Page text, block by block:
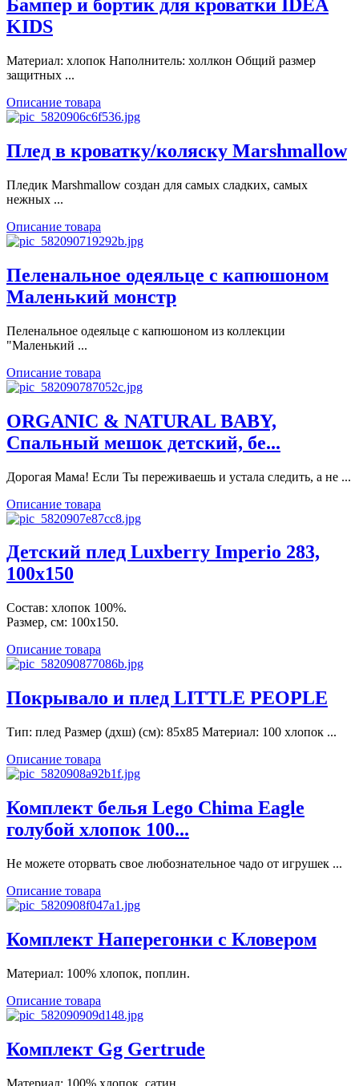
Бампер и бортик для кроватки IDEA
KIDS
Материал: хлопок Наполнитель: холлкон Общий размер
защитных ...
Описание товара
Плед в кроватку/коляску Marshmallow
Пледик Marshmallow создан для самых сладких, самых
нежных ...
Описание товара
Пеленальное одеяльце с капюшоном
Маленький монстр
Пеленальное одеяльце с капюшоном из коллекции
"Маленький ...
Описание товара
ORGANIC & NATURAL BABY,
Спальный мешок детский, бе...
Дорогая Мама! Если Ты переживаешь и устала следить, а не ...
Описание товара
Детский плед Luxberry Imperio 283,
100х150
Состав: хлопок 100%.
Размер, см: 100х150.
Описание товара
Покрывало и плед LITTLE PEOPLE
Тип: плед Размер (дхш) (см): 85х85 Материал: 100 хлопок ...
Описание товара
Комплект белья Lego Chima Eagle
голубой хлопок 100...
Не можете оторвать свое любознательное чадо от игрушек ...
Описание товара
Комплект Наперегонки с Кловером
Материал: 100% хлопок, поплин.
Описание товара
Комплект Gg Gertrude
Материал: 100% хлопок, сатин.